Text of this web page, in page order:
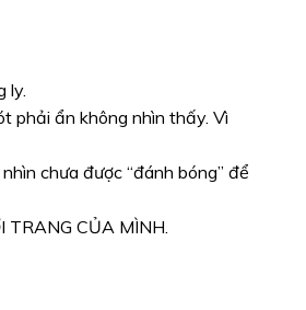
ly.
phải ẩn không nhìn thấy. Vì
chưa được “đánh bóng” để
TRANG CỦA MÌNH.